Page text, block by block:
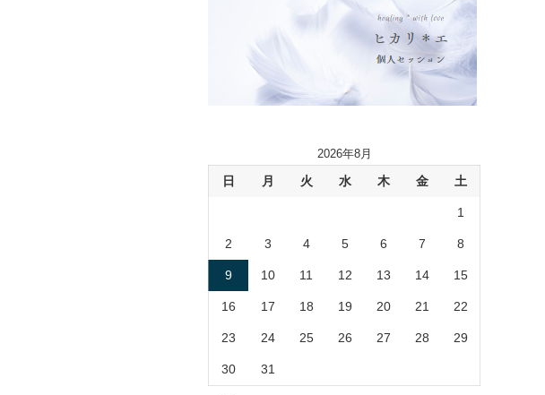
(18)
2026年8月
日 月 火 水 木 金 土
1
2 3 4 5 6 7 8
9 10 11 12 13 14 15
16 17 18 19 20 21 22
23 24 25 26 27 28 29
30 31